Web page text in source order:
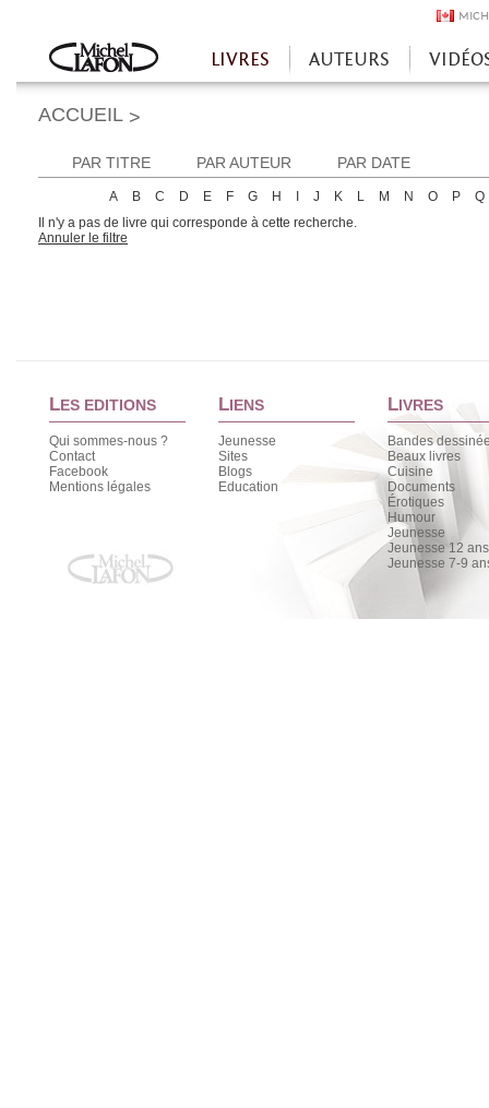
Accueil
LIVRES AUTEURS
ACCUEIL >
PAR TITRE PAR AUTEUR PAR DATE
A B C D E F G H J K L M N O P
Q
Il n'y a pas de livre qui corresponde à cette recherche.
Annuler le filtre
LES EDITIONS
Qui sommes-nous ?
Contact
Facebook
Mentions légales
LIENS
Jeunesse
Sites
Blogs
Education
LIVRES
Bandes
Beaux livres
Cuisine
Documents
Érotiques
Humour
Jeunesse
Jeunesse 12
Jeunesse 7-9